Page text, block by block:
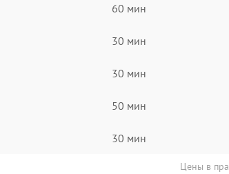
60 мин
30 мин
30 мин
50 мин
30 мин
Цены в